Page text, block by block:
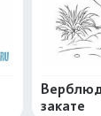
закате